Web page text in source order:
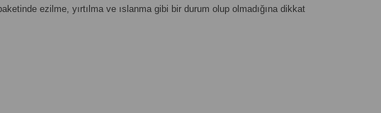
ezilme, yırtılma ve ıslanma gibi bir durum olup olmadığına dikkat